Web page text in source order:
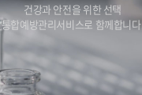
건강과 안전을 위한 선택
통합예방관리서비스로 함께합니다.